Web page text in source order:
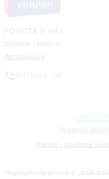
РОБОТА У НАС
Шукаєм таланти
Детальніше
Правила
Умови і правила
Редакція керується в своїй